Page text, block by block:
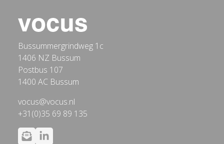
Bussummergrindweg 1c
1406 NZ Bussum
Postbus 107
1400 AC Bussum
vocus@vocus.nl
+31(0)35 69 89 135